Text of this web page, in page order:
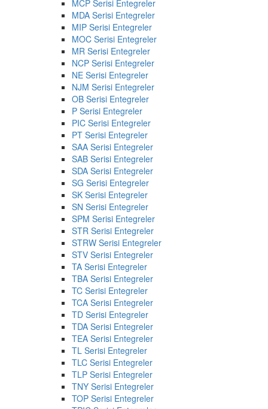
MCP Serisi Entegreler
MDA Serisi Entegreler
MIP Serisi Entegreler
MOC Serisi Entegreler
MR Serisi Entegreler
NCP Serisi Entegreler
NE Serisi Entegreler
NJM Serisi Entegreler
OB Serisi Entegreler
P Serisi Entegreler
PIC Serisi Entegreler
PT Serisi Entegreler
SAA Serisi Entegreler
SAB Serisi Entegreler
SDA Serisi Entegreler
SG Serisi Entegreler
SK Serisi Entegreler
SN Serisi Entegreler
SPM Serisi Entegreler
STR Serisi Entegreler
STRW Serisi Entegreler
STV Serisi Entegreler
TA Serisi Entegreler
TBA Serisi Entegreler
TC Serisi Entegreler
TCA Serisi Entegreler
TD Serisi Entegreler
TDA Serisi Entegreler
TEA Serisi Entegreler
TL Serisi Entegreler
TLC Serisi Entegreler
TLP Serisi Entegreler
TNY Serisi Entegreler
TOP Serisi Entegreler